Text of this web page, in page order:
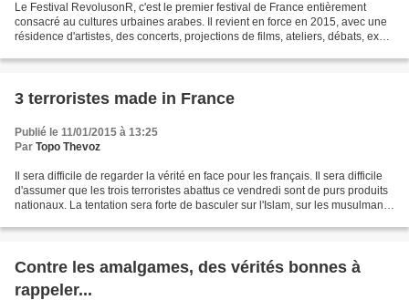
Le Festival RevolusonR, c'est le premier festival de France entièrement
consacré au cultures urbaines arabes. Il revient en force en 2015, avec une
résidence d'artistes, des concerts, projections de films, ateliers, débats, expo
3 terroristes made in France
Publié le 11/01/2015 à 13:25
Par Topo Thevoz
Il sera difficile de regarder la vérité en face pour les français. Il sera difficile
d'assumer que les trois terroristes abattus ce vendredi sont de purs produits
nationaux. La tentation sera forte de basculer sur l'Islam, sur les musulmans
Contre les amalgames, des vérités bonnes à
rappeler...